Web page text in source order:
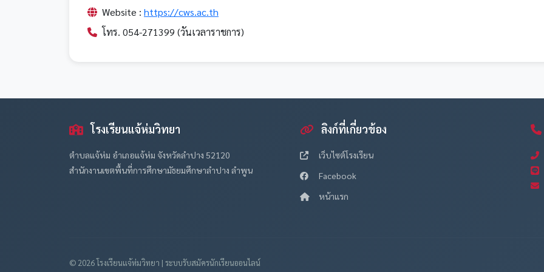
Website : https://cws.ac.th
โทร. 054-271399 (วันเวลาราชการ)
โรงเรียนแจ้ห่มวิทยา
ตำบลแจ้ห่ม อำเภอแจ้ห่ม จังหวัดลำปาง 52120
สำนักงานเขตพื้นที่การศึกษามัธยมศึกษาลำปาง ลำพูน
ลิงก์ที่เกี่ยวข้อง
เว็บไซต์โรงเรียน
Facebook
หน้าแรก
© 2026 โรงเรียนแจ้ห่มวิทยา | ระบบรับสมัครนักเรียนออนไลน์